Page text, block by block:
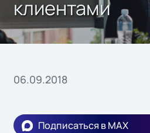
клиентами
06.09.2018
Подписаться в MAX